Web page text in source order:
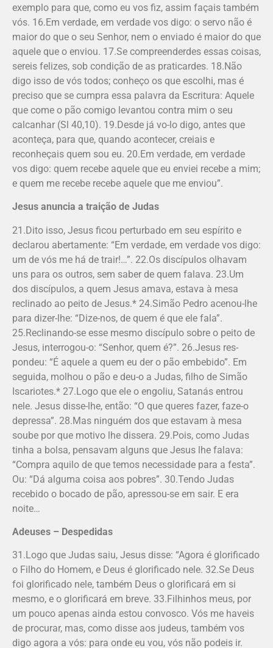
exemplo para que, como eu vos fiz, assim façais também
vós. 16.Em verdade, em verdade vos digo: o servo não é
maior do que o seu Senhor, nem o enviado é maior do que
aquele que o enviou. 17.Se compreenderdes essas coisas,
sereis felizes, sob condição de as praticardes. 18.Não
digo isso de vós todos; conheço os que escolhi, mas é
preciso que se cumpra essa palavra da Escritura: Aquele
que come o pão comigo levantou contra mim o seu
calcanhar (Sl 40,10). 19.Desde já vo-lo digo, antes que
aconteça, para que, quando acontecer, creiais e
reconheçais quem sou eu. 20.Em verdade, em verdade
vos digo: quem recebe aquele que eu enviei recebe a mim;
e quem me recebe recebe aquele que me enviou”.
Jesus anuncia a traição de Judas
21.Dito isso, Jesus ficou perturbado em seu espírito e
declarou abertamente: “Em verdade, em verdade vos digo:
um de vós me há de trair!…”. 22.Os discípulos olhavam
uns para os outros, sem saber de quem falava. 23.Um
dos discípulos, a quem Jesus amava, estava à mesa
reclinado ao peito de Jesus.* 24.Simão Pedro acenou-lhe
para dizer-lhe: “Dize-nos, de quem é que ele fala”.
25.Reclinando-se esse mesmo discípulo sobre o peito de
Jesus, interrogou-o: “Se­nhor, quem é?”. 26.Jesus res­
pondeu: “É aquele a quem eu der o pão embebido”. Em
seguida, molhou o pão e deu-o a Judas, filho de Simão
Iscariotes.* 27.Logo que ele o engoliu, Satanás entrou
nele. Jesus disse-lhe, então: “O que queres fazer, faze-o
depressa”. 28.Mas ninguém dos que estavam à mesa
soube por que motivo lhe dissera. 29.Pois, como Judas
tinha a bolsa, pensavam alguns que Jesus lhe falava:
“Compra aquilo de que temos necessidade para a festa”.
Ou: “Dá alguma coisa aos pobres”. 30.Tendo Judas
recebido o bocado de pão, apressou-se em sair. E era
noite…
Adeuses – Despedidas
31.Logo que Judas saiu, Jesus disse: “Agora é glorificado
o Filho do Homem, e Deus é glorificado nele. 32.Se Deus
foi glorificado nele, também Deus o glorificará em si
mesmo, e o glorificará em breve. 33.Filhinhos meus, por
um pouco apenas ainda estou convosco. Vós me haveis
de procurar, mas, como disse aos judeus, também vos
digo agora a vós: para onde eu vou, vós não podeis ir.